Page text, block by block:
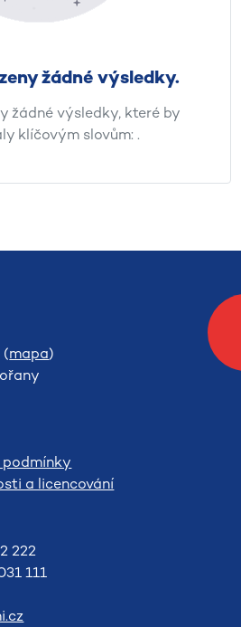
žádné výsledky.
žádné výsledky, které by
klíčovým slovům: .
mapa)
podmínky
a licencování
222
111